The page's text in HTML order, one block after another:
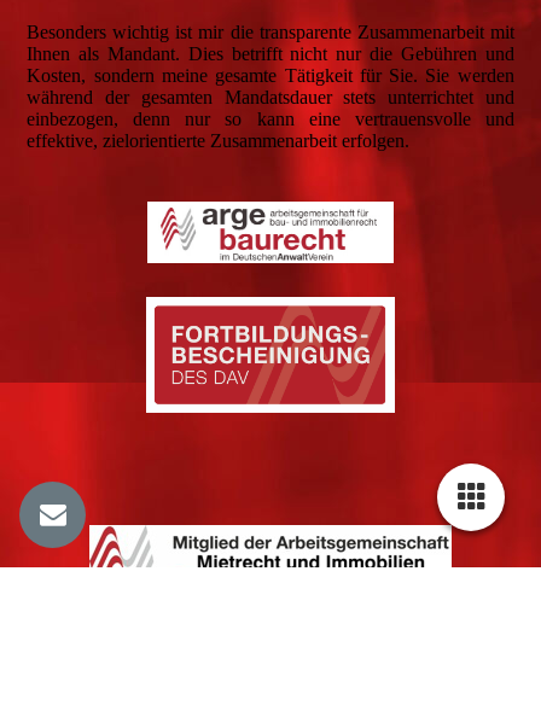
Besonders wichtig ist mir die transparente Zusammenarbeit mit
Ihnen als Mandant. Dies betrifft nicht nur die Gebühren und
Kosten, sondern meine gesamte Tätigkeit für Sie. Sie werden
während der gesamten Mandatsdauer stets unterrichtet und
einbezogen, denn nur so kann eine vertrauensvolle und
effektive, zielorientierte Zusammenarbeit erfolgen.